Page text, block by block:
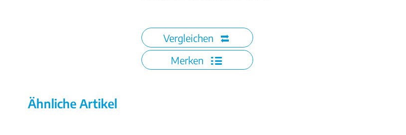
Vergleichen
Merken
Ähnliche Artikel